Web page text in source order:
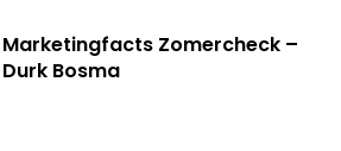
Marketingfacts Zomercheck –
Durk Bosma